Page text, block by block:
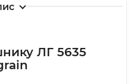
ЛГ 5635